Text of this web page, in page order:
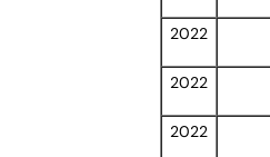
2022
2022
2022